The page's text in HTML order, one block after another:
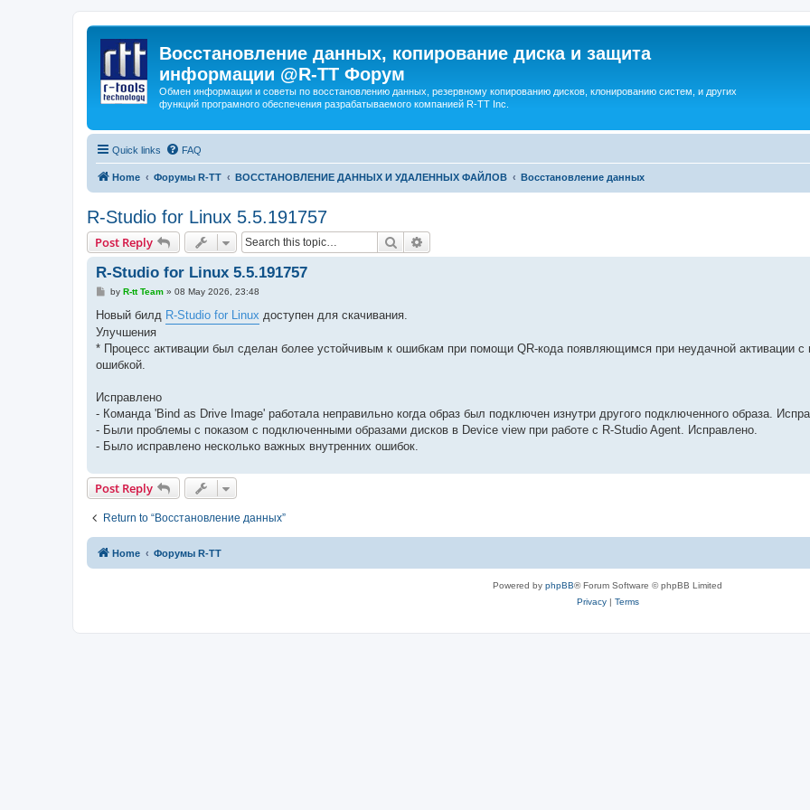
Восстановление данных, копирование диска и защита
информации @R-TT Форум
Обмен информации и советы по восстановлению данных, резервному копированию дисков, клонированию систем, и других
функций програмного обеспечения разрабатываемого компанией R-TT Inc.
Quick links FAQ
Home Форумы R-TT ВОССТАНОВЛЕНИЕ ДАННЫХ И УДАЛЕННЫХ ФАЙЛОВ Восстановление данных
R-Studio for Linux 5.5.191757
Post Reply Search
R-Studio for Linux 5.5.191757
P
s
by R-tt Team» 08 May 2026, 23:48
Новый билд R-Studio for Linux доступен для скачивания.
Улучшения
* Процесс активации был сделан более устойчивым к ошибкам при помощи QR-кода появляющимся при неудачной активации с
ошибкой.
Исправлено
- Команда 'Bind as Drive Image' работала неправильно когда образ был подключен изнутри другого подключенного образа.
- Были проблемы с показом с подключенными образами дисков в Device view при работе с R-Studio Agent. Исправлено.
- Было исправлено несколько важных внутренних ошибок.
Post Reply
Return to “Восстановление данных”
Home Форумы R-TT
Powered by phpBB® Forum Software © phpBB Limited
Privacy| Terms